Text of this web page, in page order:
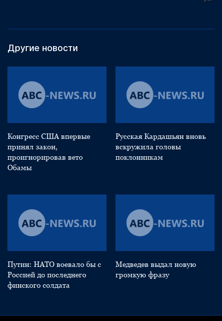
Другие новости
Конгресс США впервые
принял закон,
проигнорировав вето
Обамы
Русская Кардашьян вновь
вскружила головы
поклонникам
Путин: НАТО воевало бы с
Россией до последнего
финского солдата
Медведев выдал новую
громкую фразу